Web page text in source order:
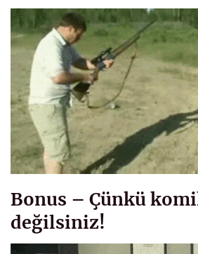
Bonus – Çünkü
değilsiniz!